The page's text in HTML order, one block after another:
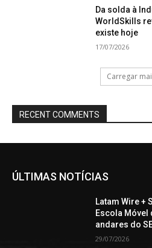
Da solda à
WorldSkills
existe hoje
17/07/2026
Carregar
RECENT COMMENTS
ÚLTIMAS NOTÍCIAS
Latam Wire +
Escola Móvel
andares do
29/07/2026